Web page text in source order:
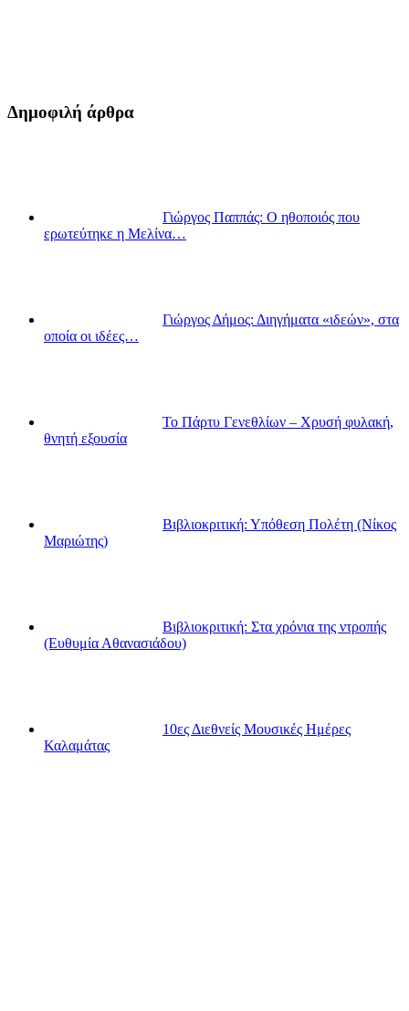
Δημοφιλή άρθρα
Γιώργος Παππάς: Ο ηθοποιός που
ερωτεύτηκε η Μελίνα…
Γιώργος Δήμος: Διηγήματα «ιδεών», στα
οποία οι ιδέες…
Το Πάρτυ Γενεθλίων – Χρυσή φυλακή,
θνητή εξουσία
Βιβλιοκριτική: Υπόθεση Πολέτη (Νίκος
Μαριώτης)
Βιβλιοκριτική: Στα χρόνια της ντροπής
(Ευθυμία Αθανασιάδου)
10ες Διεθνείς Μουσικές Ημέρες
Καλαμάτας